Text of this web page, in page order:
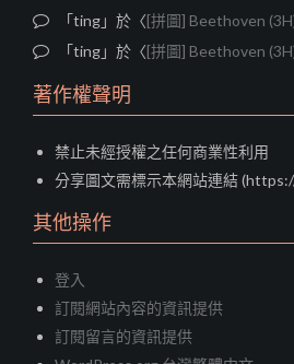
「ting 」於〈[拼圖] Beethoven
「ting 」於〈[拼圖] Beethoven
著作權聲明
禁止未經授權之任何商業性利用
分享圖文需標示本網站連結
其他操作
登入
訂閱網站內容的資訊提供
訂閱留言的資訊提供